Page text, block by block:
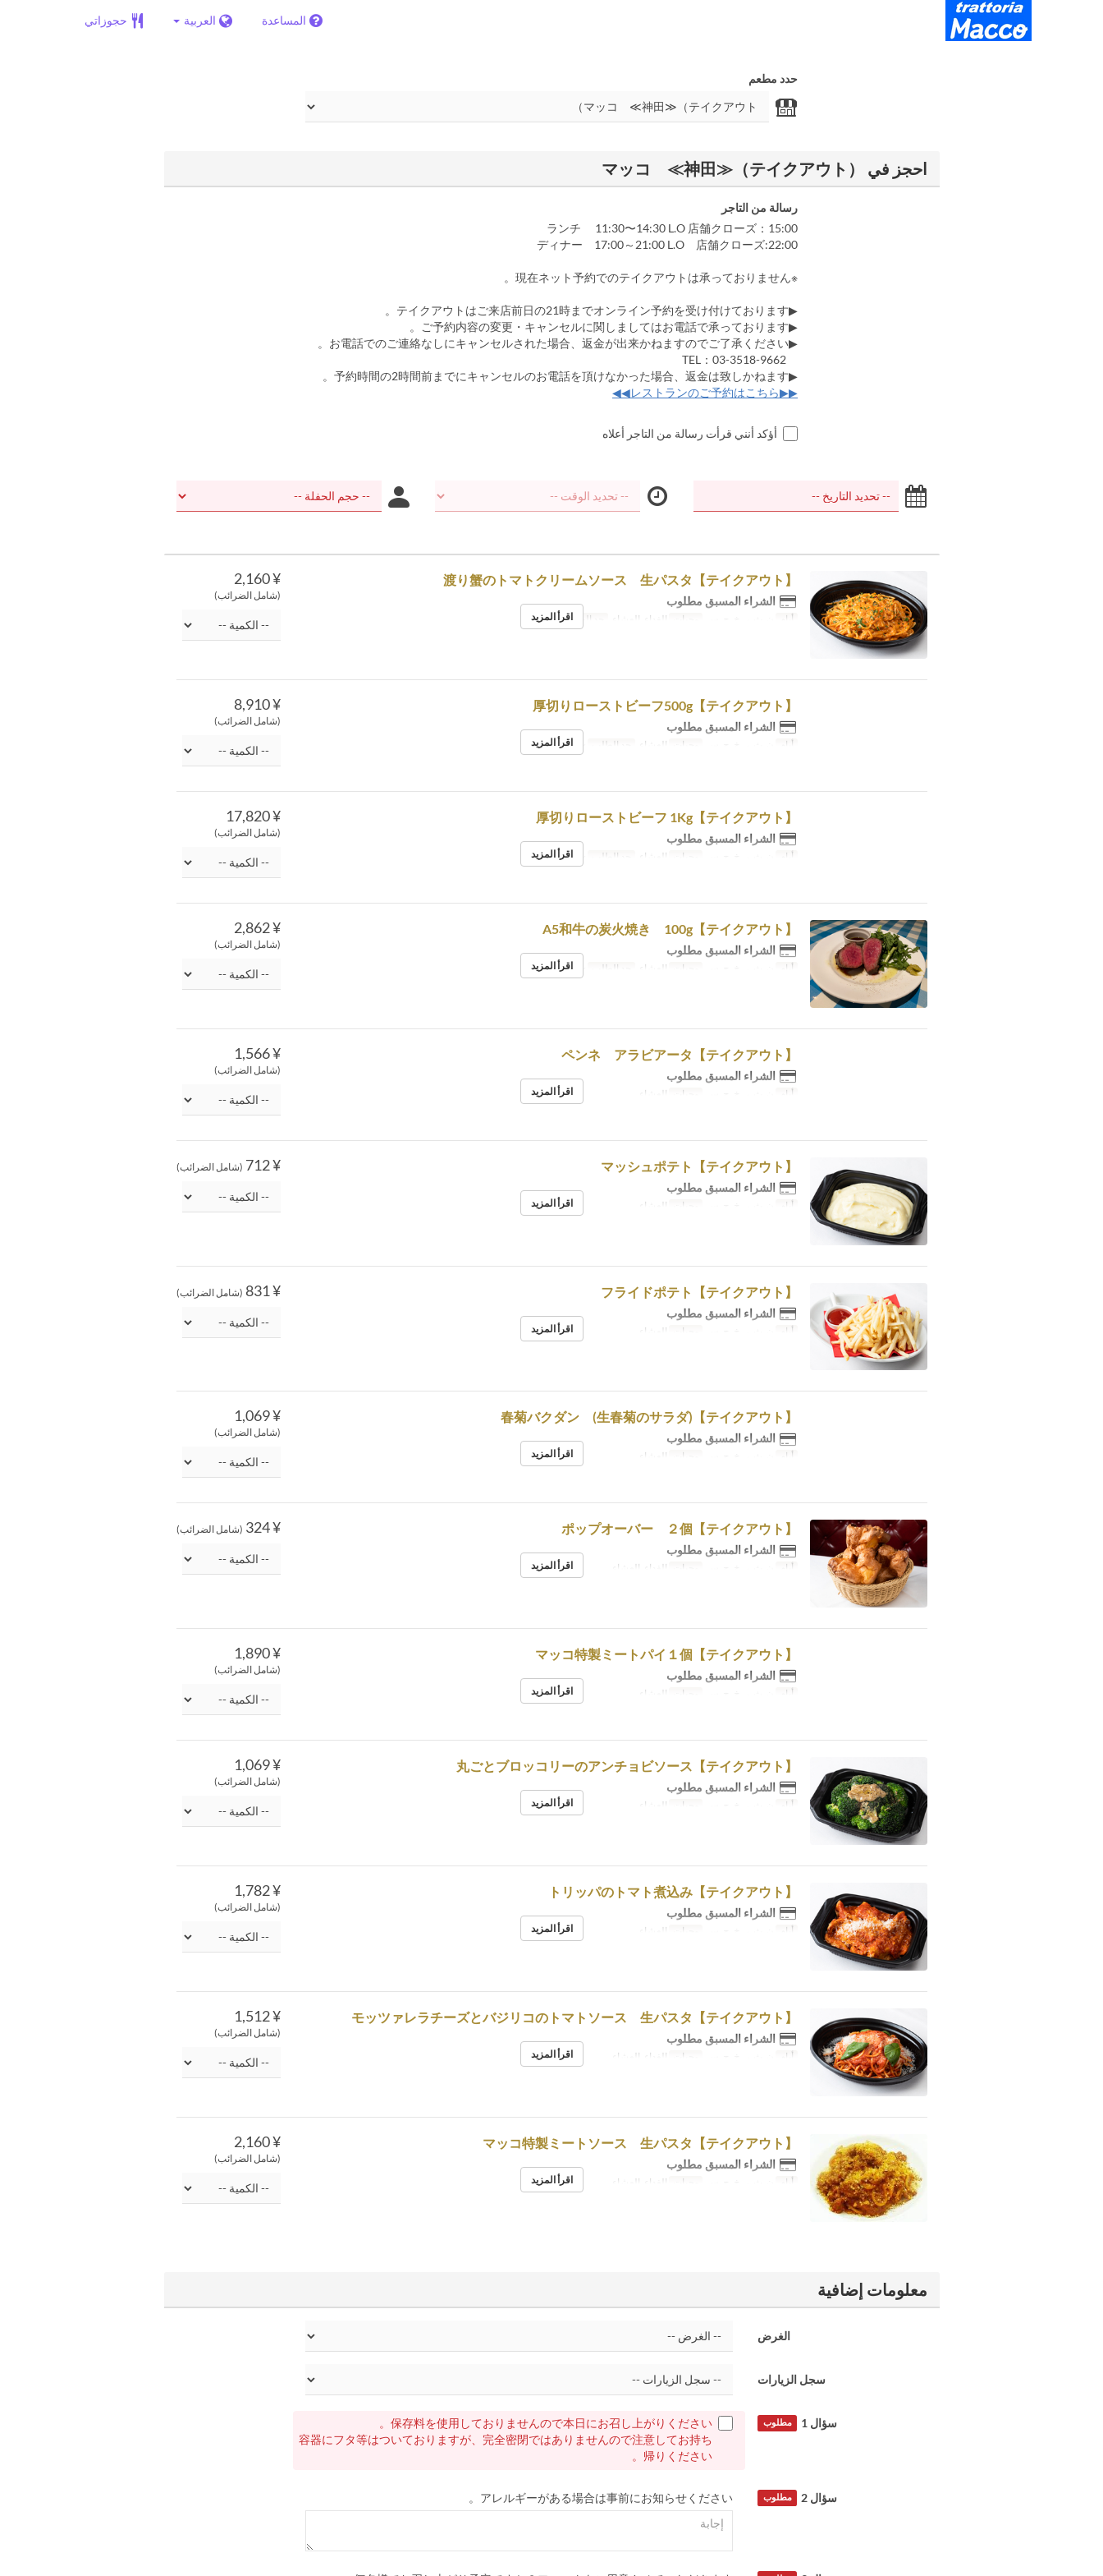
المساعدة العربية حجوزاتي
حدد مطعم
احجز في マッコ ≪神田≫（テイクアウト）
رسالة من التاجر
ランチ 11:30〜14:30 L.O 店舗クローズ：15:00
ディナー 17:00～21:00 L.O 店舗クローズ:22:00
※現在ネット予約でのテイクアウトは承っておりません。
▶テイクアウトはご来店前日の21時までオンライン予約を受け付けております。
▶ご予約内容の変更・キャンセルに関しましてはお電話で承っております。
▶お電話でのご連絡なしにキャンセルされた場合、返金が出来かねますのでご了承ください。
▶予約時間の2時間前までにキャンセルのお電話を頂けなかった場合、返金は致しかねます。
▶▶レストランのご予約はこちら◀◀
أؤكد أنني قرأت رسالة من التاجر أعلاه
¥ 2,160
(شامل الضرائب)
【テイクアウト】渡り蟹のトマトクリームソース 生パスタ
الشراء المسبق مطلوب
أيام وجبات الغداء, العشاء حد الطلب ~ 5
اقرأ المزيد
¥ 8,910
(شامل الضرائب)
【テイクアウト】厚切りローストビーフ500g
الشراء المسبق مطلوب
أيام وجبات العشاء حد الطلب اقرأ المزيد
¥ 17,820
(شامل الضرائب)
【テイクアウト】厚切りローストビーフ 1Kg
الشراء المسبق مطلوب
أيام وجبات العشاء حد الطلب اقرأ المزيد
¥ 2,862
(شامل الضرائب)
【テイクアウト】A5和牛の炭火焼き 100g
الشراء المسبق مطلوب
أيام وجبات العشاء حد الطلب اقرأ المزيد
¥ 1,566
(شامل الضرائب)
【テイクアウト】ペンネ アラビアータ
الشراء المسبق مطلوب
أيام وجبات العشاء اقرأ المزيد
¥ 712 (شامل الضرائب) 【テイクアウト】マッシュポテト
الشراء المسبق مطلوب
أيام وجبات العشاء اقرأ المزيد
¥ 831 (شامل الضرائب) 【テイクアウト】フライドポテト
الشراء المسبق مطلوب
أيام وجبات العشاء اقرأ المزيد
¥ 1,069
(شامل الضرائب)
【テイクアウト】春菊バクダン (生春菊のサラダ)
الشراء المسبق مطلوب
أيام وجبات العشاء اقرأ المزيد
¥ 324 (شامل الضرائب) 【テイクアウト】ポップオーバー ２個
الشراء المسبق مطلوب
أيام وجبات الغداء, العشاء اقرأ المزيد
¥ 1,890
(شامل الضرائب)
【テイクアウト】マッコ特製ミートパイ１個
الشراء المسبق مطلوب
أيام وجبات العشاء اقرأ المزيد
¥ 1,069
(شامل الضرائب)
【テイクアウト】丸ごとブロッコリーのアンチョビソース
الشراء المسبق مطلوب
أيام وجبات العشاء اقرأ المزيد
¥ 1,782
(شامل الضرائب)
【テイクアウト】トリッパのトマト煮込み
الشراء المسبق مطلوب
أيام وجبات العشاء اقرأ المزيد
¥ 1,512
(شامل الضرائب)
【テイクアウト】モッツァレラチーズとバジリコのトマトソース 生パスタ
الشراء المسبق مطلوب
أيام وجبات الغداء, العشاء اقرأ المزيد
¥ 2,160
(شامل الضرائب)
【テイクアウト】マッコ特製ミートソース 生パスタ
الشراء المسبق مطلوب
أيام وجبات الغداء, العشاء اقرأ المزيد
معلومات إضافية
الغرض
سجل الزيارات
سؤال 1 مطلوب
保存料を使用しておりませんので本日にお召し上がりください。
容器にフタ等はついておりますが、完全密閉ではありませんので注意してお持ち
帰りください。
سؤال 2 مطلوب アレルギーがある場合は事前にお知らせください。